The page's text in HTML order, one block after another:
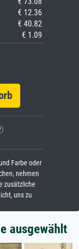
€ 12.36
€ 40.82
€ 1.09
Farbe oder
nehmen
zusätzliche
uns zu
ausgewählt